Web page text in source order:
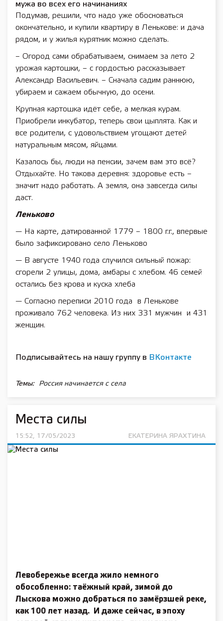
мужа во всех его начинаниях
Подумав, решили, что надо уже обосноваться
окончательно, и купили квартиру в Ленькове: и дача
рядом, и у жилья курятник можно сделать.
– Огород сами обрабатываем, снимаем за лето 2
урожая картошки, – с гордостью рассказывает
Александр Васильевич. – Сначала садим раннюю,
убираем и сажаем обычную, до осени.
Крупная картошка идёт себе, а мелкая курам.
Приобрели инкубатор, теперь свои цыплята. Как и
все родители, с удовольствием угощают детей
натуральным мясом, яйцами.
Казалось бы, люди на пенсии, зачем вам это всё?
Отдыхайте. Но такова деревня: здоровье есть –
значит надо работать. А земля, она завсегда силы
даст.
Леньково
— На карте, датированной 1779 – 1800 г.г., впервые
было зафиксировано село Леньково
— В августе 1940 года случился сильный пожар:
сгорели 2 улицы, дома, амбары с хлебом. 46 семей
остались без крова и куска хлеба
— Согласно переписи 2010 года в Ленькове
проживало 762 человека. Из них 331 мужчин и 431
женщин.
Подписывайтесь на нашу группу в ВКонтакте
Темы: Россия начинается с села
Места силы
15:52, 17/05/2023 ЕКАТЕРИНА ЯРАХТИНА
Левобережье всегда жило немного
обособленно: таёжный край, зимой до
Лыскова можно добраться по замёрзшей реке,
как 100 лет назад. И даже сейчас, в эпоху